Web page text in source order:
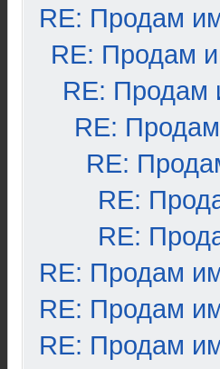
RE: Продам
RE: Продам
RE: Продам
RE:
RE:
RE:
RE:
RE: Продам
RE: Продам
RE: Продам